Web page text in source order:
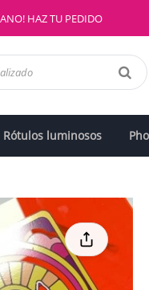
HAZ TU PEDIDO
Rótulos luminosos